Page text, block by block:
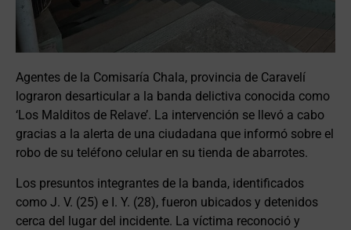
Agentes de la Comisaría Chala, provincia de Caravelí
lograron desarticular a la banda delictiva conocida como
‘Los Malditos de Relave’. La intervención se llevó a cabo
gracias a la alerta de una ciudadana que informó sobre el
robo de su teléfono celular en su tienda de abarrotes.
Los presuntos integrantes de la banda, identificados
como J. V. (25) e I. Y. (28), fueron ubicados y detenidos
cerca del lugar del incidente. La víctima reconoció y